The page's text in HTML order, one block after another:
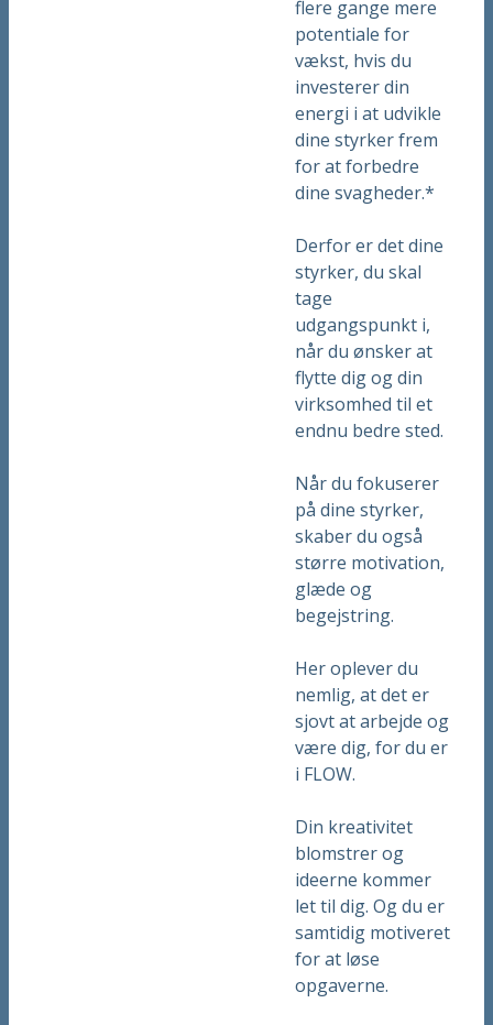
flere gange mere
potentiale for
vækst, hvis du
investerer din
energi i at udvikle
dine styrker frem
for at forbedre
dine svagheder.*
Derfor er det dine
styrker, du skal
tage
udgangspunkt i,
når du ønsker at
flytte dig og din
virksomhed til et
endnu bedre sted.
Når du fokuserer
på dine styrker,
skaber du også
større motivation,
glæde og
begejstring.
Her oplever du
nemlig, at det er
sjovt at arbejde og
være dig, for du er
i FLOW.
Din kreativitet
blomstrer og
ideerne kommer
let til dig. Og du er
samtidig motiveret
for at løse
opgaverne.